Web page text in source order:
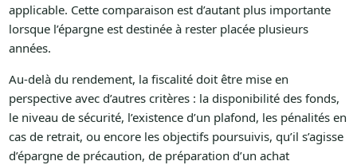
applicable. Cette comparaison est d’autant plus importante
lorsque l’épargne est destinée à rester placée plusieurs
années.
Au-delà du rendement, la fiscalité doit être mise en
perspective avec d’autres critères : la disponibilité des fonds,
le niveau de sécurité, l’existence d’un plafond, les pénalités en
cas de retrait, ou encore les objectifs poursuivis, qu’il s’agisse
d’épargne de précaution, de préparation d’un achat